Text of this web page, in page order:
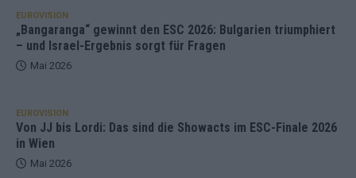
EUROVISION
„Bangaranga“ gewinnt den ESC 2026: Bulgarien triumphiert
– und Israel-Ergebnis sorgt für Fragen
Mai 2026
EUROVISION
Von JJ bis Lordi: Das sind die Showacts im ESC-Finale 2026
in Wien
Mai 2026